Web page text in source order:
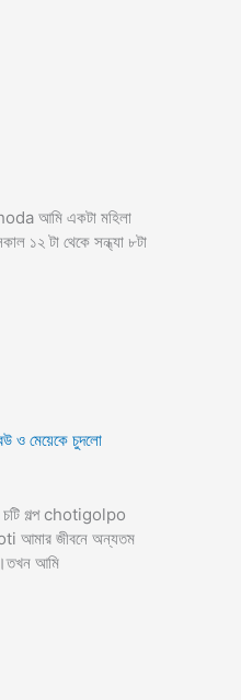
আমি একটা মহিলা
১২ টা থেকে সন্ধ্যা ৮টা
বউ ও মেয়েকে চুদলো
চটি গল্প chotigolpo
জীবনে অন্যতম
আমি